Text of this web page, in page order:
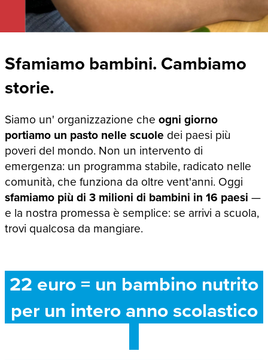
Sfamiamo bambini. Cambiamo
storie.
Siamo un' organizzazione che ogni giorno
portiamo un pasto nelle scuole dei paesi più
poveri del mondo. Non un intervento di
emergenza: un programma stabile, radicato nelle
comunità, che funziona da oltre vent'anni. Oggi
sfamiamo più di 3 milioni di bambini in 16 paesi —
e la nostra promessa è semplice: se arrivi a scuola,
trovi qualcosa da mangiare.
22 euro = un bambino nutrito
per un intero anno scolastico